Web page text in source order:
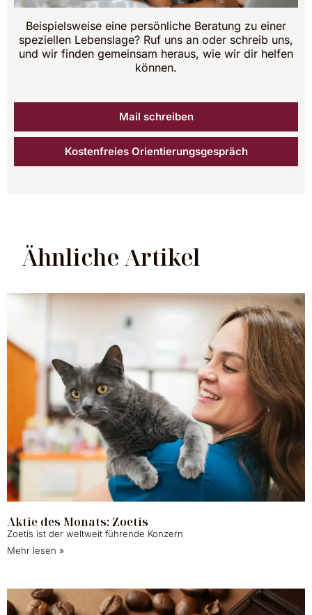
Beispielsweise eine persönliche Beratung zu einer
speziellen Lebenslage? Ruf uns an oder schreib uns,
und wir finden gemeinsam heraus, wie wir dir helfen
können.
Mail schreiben
Kostenfreies Orientierungsgespräch
Ähnliche Artikel
Aktie des Monats: Zoetis
Zoetis ist der weltweit führende Konzern
Mehr lesen »